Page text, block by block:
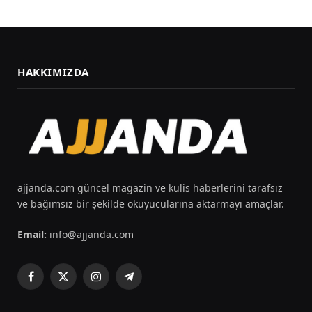
HAKKIMIZDA
ajjanda.com güncel magazin ve kulis haberlerini tarafsız
ve bağımsız bir şekilde okuyucularına aktarmayı amaçlar.
Email: info@ajjanda.com
Facebook
X
InstagramTelegram